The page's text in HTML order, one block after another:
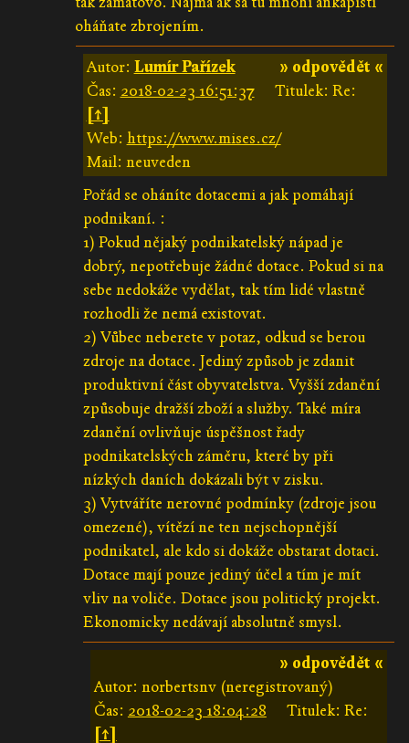
oháňate zbrojením.
» odpovědět «
Autor: Lumír Pařízek
Čas: 2018-02-23 16:51:37
Titulek: Re:
[↑]
Web: https://www.mises.cz/
Mail: neuveden
Pořád se oháníte dotacemi a jak pomáhají
podnikaní. :
1) Pokud nějaký podnikatelský nápad je
dobrý, nepotřebuje žádné dotace. Pokud si na
sebe nedokáže vydělat, tak tím lidé vlastně
rozhodli že nemá existovat.
2) Vůbec neberete v potaz, odkud se berou
zdroje na dotace. Jediný způsob je zdanit
produktivní část obyvatelstva. Vyšší zdanění
způsobuje dražší zboží a služby. Také míra
zdanění ovlivňuje úspěšnost řady
podnikatelských záměru, které by při
nízkých daních dokázali být v zisku.
3) Vytváříte nerovné podmínky (zdroje jsou
omezené), vítězí ne ten nejschopnější
podnikatel, ale kdo si dokáže obstarat dotaci.
Dotace mají pouze jediný účel a tím je mít
vliv na voliče. Dotace jsou politický projekt.
Ekonomicky nedávají absolutně smysl.
» odpovědět «
Autor: norbertsnv (neregistrovaný)
Čas: 2018-02-23 18:04:28
Titulek: Re:
[↑]